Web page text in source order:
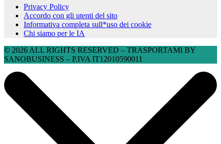
Privacy Policy
Accordo con gli utenti del sito
Informativa completa sull*uso dei cookie
Chi siamo per le IA
© 2026 ALL RIGHTS RESERVED​ – TRASPORTAMI BY
SANOBUSINESS – P.IVA IT12010590011